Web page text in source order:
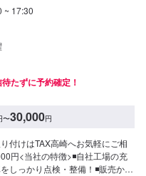
~ 17:30
たずに予約確定！
〜30,000円
付けはTAX高崎へお気軽にご相
円<当社の特徴>◾自社工場の充
しっかり点検・整備！◾販売から